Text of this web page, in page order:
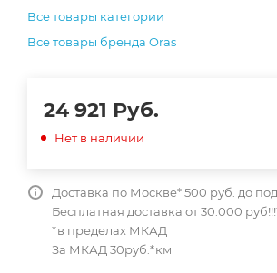
Все товары категории
Все товары бренда Oras
24 921 Руб.
Нет в наличии
Доставка по Москве* 500 руб. до
Бесплатная доставка от 30.000
*в пределах МКАД
За МКАД 30руб.*км